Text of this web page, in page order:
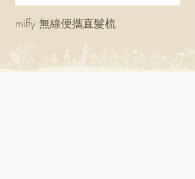
miffy 無線便攜直髮梳